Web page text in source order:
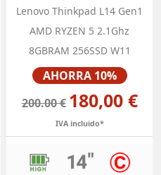
Lenovo Thinkpad L14 Gen1
AMD RYZEN 5 2.1Ghz
8GBRAM 256SSD W11
Precio
AHORRA 10%
200.00 € 180,00 €
IVA incluido*